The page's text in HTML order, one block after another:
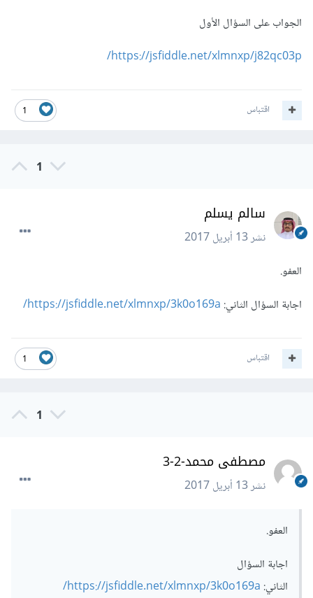
الجواب على السؤال الأول
https://jsfiddle.net/xlmnxp/j82qc03p/
1 اقتباس
1
سالم يسلم
نشر13 أبريل 2017
العفو.
اجابة السؤال الثاني: https://jsfiddle.net/xlmnxp/3k0o169a/
1 اقتباس
1
مصطفى محمد-2-3
نشر13 أبريل 2017
العفو.
اجابة السؤال
الثاني: https://jsfiddle.net/xlmnxp/3k0o169a/